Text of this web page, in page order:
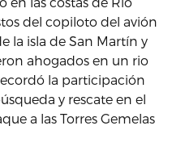
del copiloto del avión
la isla de San Martín y
ahogados en un rio
la participación
y rescate en el
a las Torres Gemelas